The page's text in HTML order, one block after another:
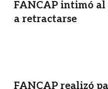
FANCAP intimó
a retractarse
FANCAP realizó